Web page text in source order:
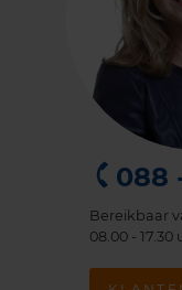
088
Bereikbaar
08.00 - 17.30